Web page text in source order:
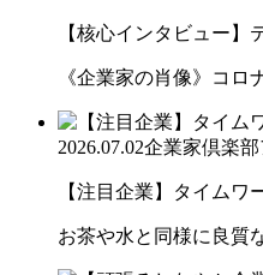
【核心インタビュー
《企業家の肖像》コロ
2026.07.02企業家倶楽
【注目企業】タイム
お茶や水と同様に良質